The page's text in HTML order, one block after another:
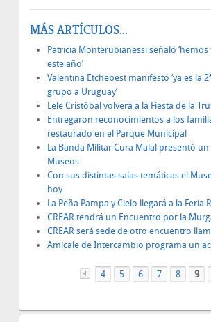
MÁS ARTÍCULOS...
Patricia Monterubianessi señaló
este año’
Valentina Etchebest manifestó ‘ya es la
grupo a Uruguay’
Lele Cristóbal volverá a la Fiesta de la
Entregaron reconocimientos a los
restaurado en el Parque Municipal
La Banda Militar Cura Malal presentó
Museos
Con sus distintas salas temáticas el
hoy
La Peña Pampa y Cielo llegará a la Feria
CREAR tendrá un Encuentro por la
CREAR será sede de otro encuentro
Amicale de Intercambio programa un
4 5 6 7 8 9